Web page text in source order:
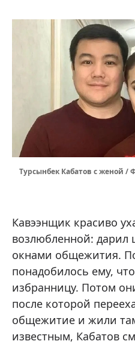
Турсынбек Кабатов с женой /
Кавээнщик красиво
возлюбленной: дарил
окнами общежития.
понадобилось ему,
избранницу. Потом
после которой
общежитие и жили
известным, Кабатов